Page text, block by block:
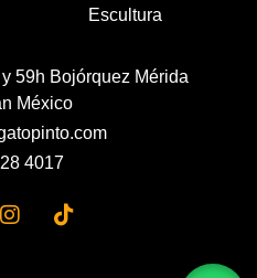
Escultura
59h Bojórquez Mérida
México
4017